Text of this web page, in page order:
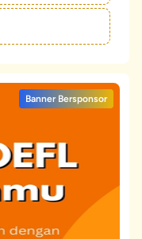
Banner Bersponsor